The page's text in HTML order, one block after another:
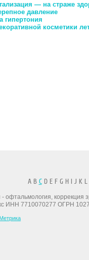
— на страже
давление
гипертония
косметики
A B CD E F G H I J K L
- офтальмология,
ИНН 7710070277 ОГРН